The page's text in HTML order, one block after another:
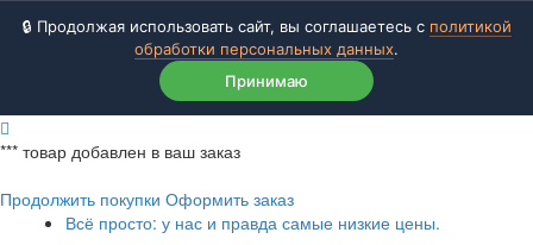
🔒 Продолжая использовать сайт, вы соглашаетесь с политикой
обработки персональных данных.
Принимаю
*** товар добавлен в ваш заказ
Продолжить покупки Оформить заказ
Всё просто: у нас и правда самые низкие цены.